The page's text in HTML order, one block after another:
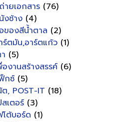
ายเอกสาร (76)
งช้าง (4)
ของสีน้ำตาล (2)
ร์ตมัน,อาร์ตแก้ว (1)
(5)
องานสร้างสรรค์ (6)
กซ์ (5)
ต, POST-IT (18)
เตอร์ (3)
โต้บอร์ด (1)